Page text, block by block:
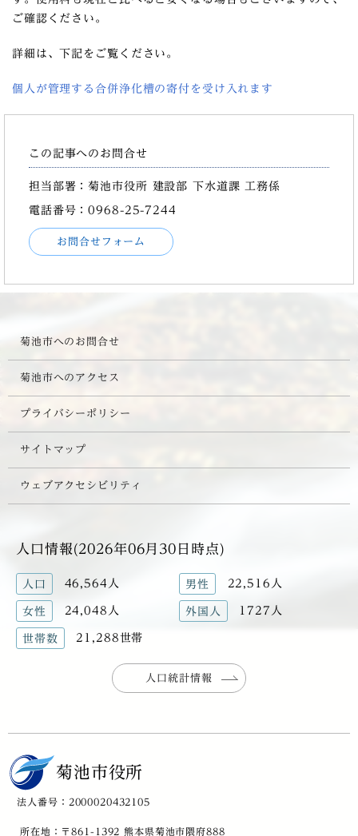
ご確認ください。
詳細は、下記をご覧ください。
個人が管理する合併浄化槽の寄付を受け入れます
この記事へのお問合せ
担当部署：菊池市役所 建設部 下水道課 工務係
電話番号：0968-25-7244
お問合せフォーム
菊池市へのお問合せ
菊池市へのアクセス
プライバシーポリシー
サイトマップ
ウェブアクセシビリティ
人口情報(2026年06月30日時点)
人口 46,564人 男性 22,516人
女性 24,048人 外国人 1727人
世帯数 21,288世帯
人口統計情報
菊池市役所
法人番号：2000020432105
所在地：〒861-1392 熊本県菊池市隈府888